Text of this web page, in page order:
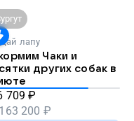
Дай лапу
Чаки и
других собак в
709 ₽
163 200 ₽